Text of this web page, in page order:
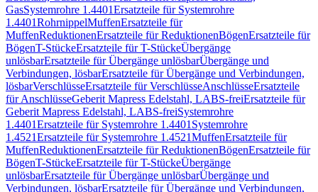
GasSystemrohre 1.4401Ersatzteile für Systemrohre
1.4401RohrnippelMuffenErsatzteile für
MuffenReduktionenErsatzteile für ReduktionenBögenErsatzteile für
BögenT-StückeErsatzteile für T-StückeÜbergänge
unlösbarErsatzteile für Übergänge unlösbarÜbergänge und
Verbindungen, lösbarErsatzteile für Übergänge und Verbindungen,
lösbarVerschlüsseErsatzteile für VerschlüsseAnschlüsseErsatzteile
für AnschlüsseGeberit Mapress Edelstahl, LABS-freiErsatzteile für
Geberit Mapress Edelstahl, LABS-freiSystemrohre
1.4401Ersatzteile für Systemrohre 1.4401 Systemrohre
1.4521Ersatzteile für Systemrohre 1.4521MuffenErsatzteile für
MuffenReduktionenErsatzteile für ReduktionenBögenErsatzteile für
BögenT-StückeErsatzteile für T-StückeÜbergänge
unlösbarErsatzteile für Übergänge unlösbarÜbergänge und
Verbindungen, lösbarErsatzteile für Übergänge und Verbindungen,